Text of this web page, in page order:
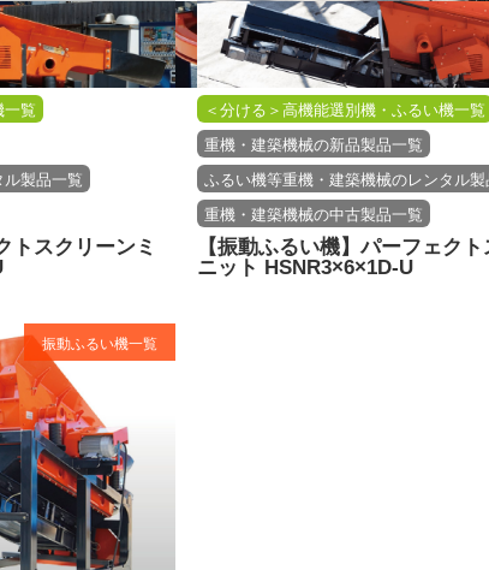
一覧
製品一覧
トスクリーンミ
＜分ける＞高機能選別機・ふるい機一覧
重機・建築機械の新品製品一覧
ふるい機等重機・建築機械のレンタル製
重機・建築機械の中古製品一覧
【振動ふるい機】パーフェク
ニット HSNR3×6×1D-U
振動ふるい機一覧